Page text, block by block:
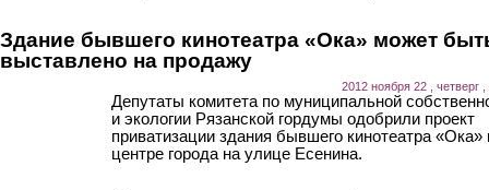
Здание бывшего кинотеатра «Ока» может
выставлено на продажу
2012 ноября 22 , четверг ,
Депутаты комитета по муниципальной
и экологии Рязанской гордумы одобрили проект
приватизации здания бывшего кинотеатра «Ока»
центре города на улице Есенина.